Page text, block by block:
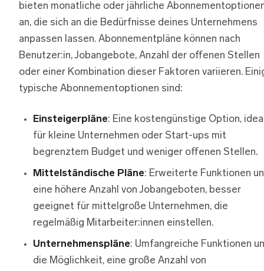
bieten monatliche oder jährliche
an, die sich an die Bedürfnisse deines Unternehmens
anpassen lassen. Abonnementpläne können nach
Benutzer:in, Jobangebote, Anzahl der offenen Stellen
oder einer Kombination dieser Faktoren variieren.
typische Abonnementoptionen sind:
Einsteigerpläne: Eine kostengünstige Option,
für kleine Unternehmen oder Start-ups mit
begrenztem Budget und weniger offenen Stellen.
Mittelständische Pläne: Erweiterte Funktionen
eine höhere Anzahl von Jobangeboten, besser
geeignet für mittelgroße Unternehmen, die
regelmäßig Mitarbeiter:innen einstellen.
Unternehmenspläne: Umfangreiche Funktionen
die Möglichkeit, eine große Anzahl von